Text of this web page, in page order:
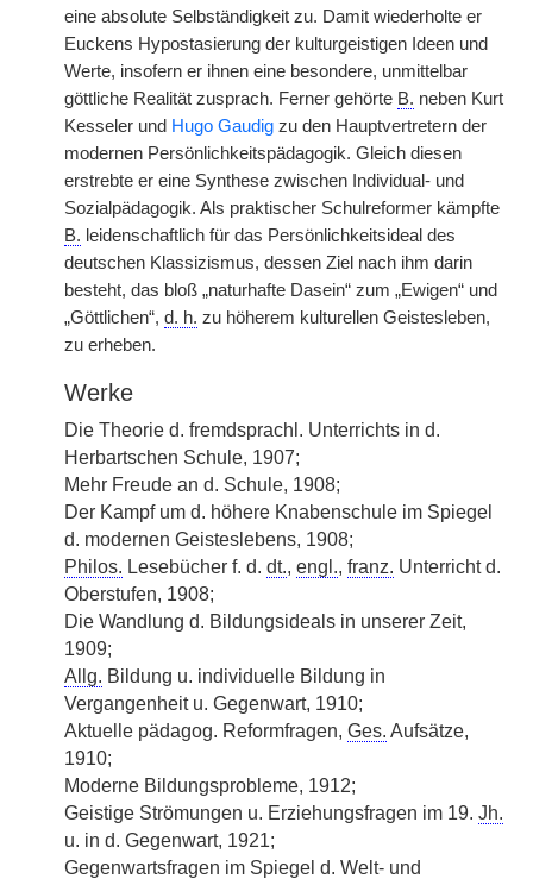
eine absolute Selbständigkeit zu. Damit wiederholte er
Euckens Hypostasierung der kulturgeistigen Ideen und
Werte, insofern er ihnen eine besondere, unmittelbar
göttliche Realität zusprach. Ferner gehörte B. neben Kurt
Kesseler und Hugo Gaudig zu den Hauptvertretern der
modernen Persönlichkeitspädagogik. Gleich diesen
erstrebte er eine Synthese zwischen Individual- und
Sozialpädagogik. Als praktischer Schulreformer kämpfte
B. leidenschaftlich für das Persönlichkeitsideal des
deutschen Klassizismus, dessen Ziel nach ihm darin
besteht, das bloß „naturhafte Dasein“ zum „Ewigen“ und
„Göttlichen“, d. h. zu höherem kulturellen Geistesleben,
zu erheben.
Werke
Die Theorie d. fremdsprachl. Unterrichts in d.
Herbartschen Schule, 1907;
Mehr Freude an d. Schule, 1908;
Der Kampf um d. höhere Knabenschule im Spiegel
d. modernen Geisteslebens, 1908;
Philos. Lesebücher f. d. dt., engl., franz. Unterricht d.
Oberstufen, 1908;
Die Wandlung d. Bildungsideals in unserer Zeit,
1909;
Allg. Bildung u. individuelle Bildung in
Vergangenheit u. Gegenwart, 1910;
Aktuelle pädagog. Reformfragen, Ges. Aufsätze,
1910;
Moderne Bildungsprobleme, 1912;
Geistige Strömungen u. Erziehungsfragen im 19. Jh.
u. in d. Gegenwart, 1921;
Gegenwartsfragen im Spiegel d. Welt- und